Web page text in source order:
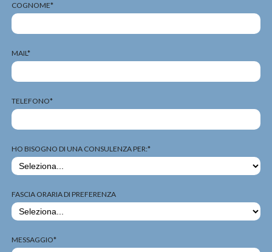
COGNOME*
MAIL*
TELEFONO*
HO BISOGNO DI UNA CONSULENZA PER:*
FASCIA ORARIA DI PREFERENZA
MESSAGGIO*